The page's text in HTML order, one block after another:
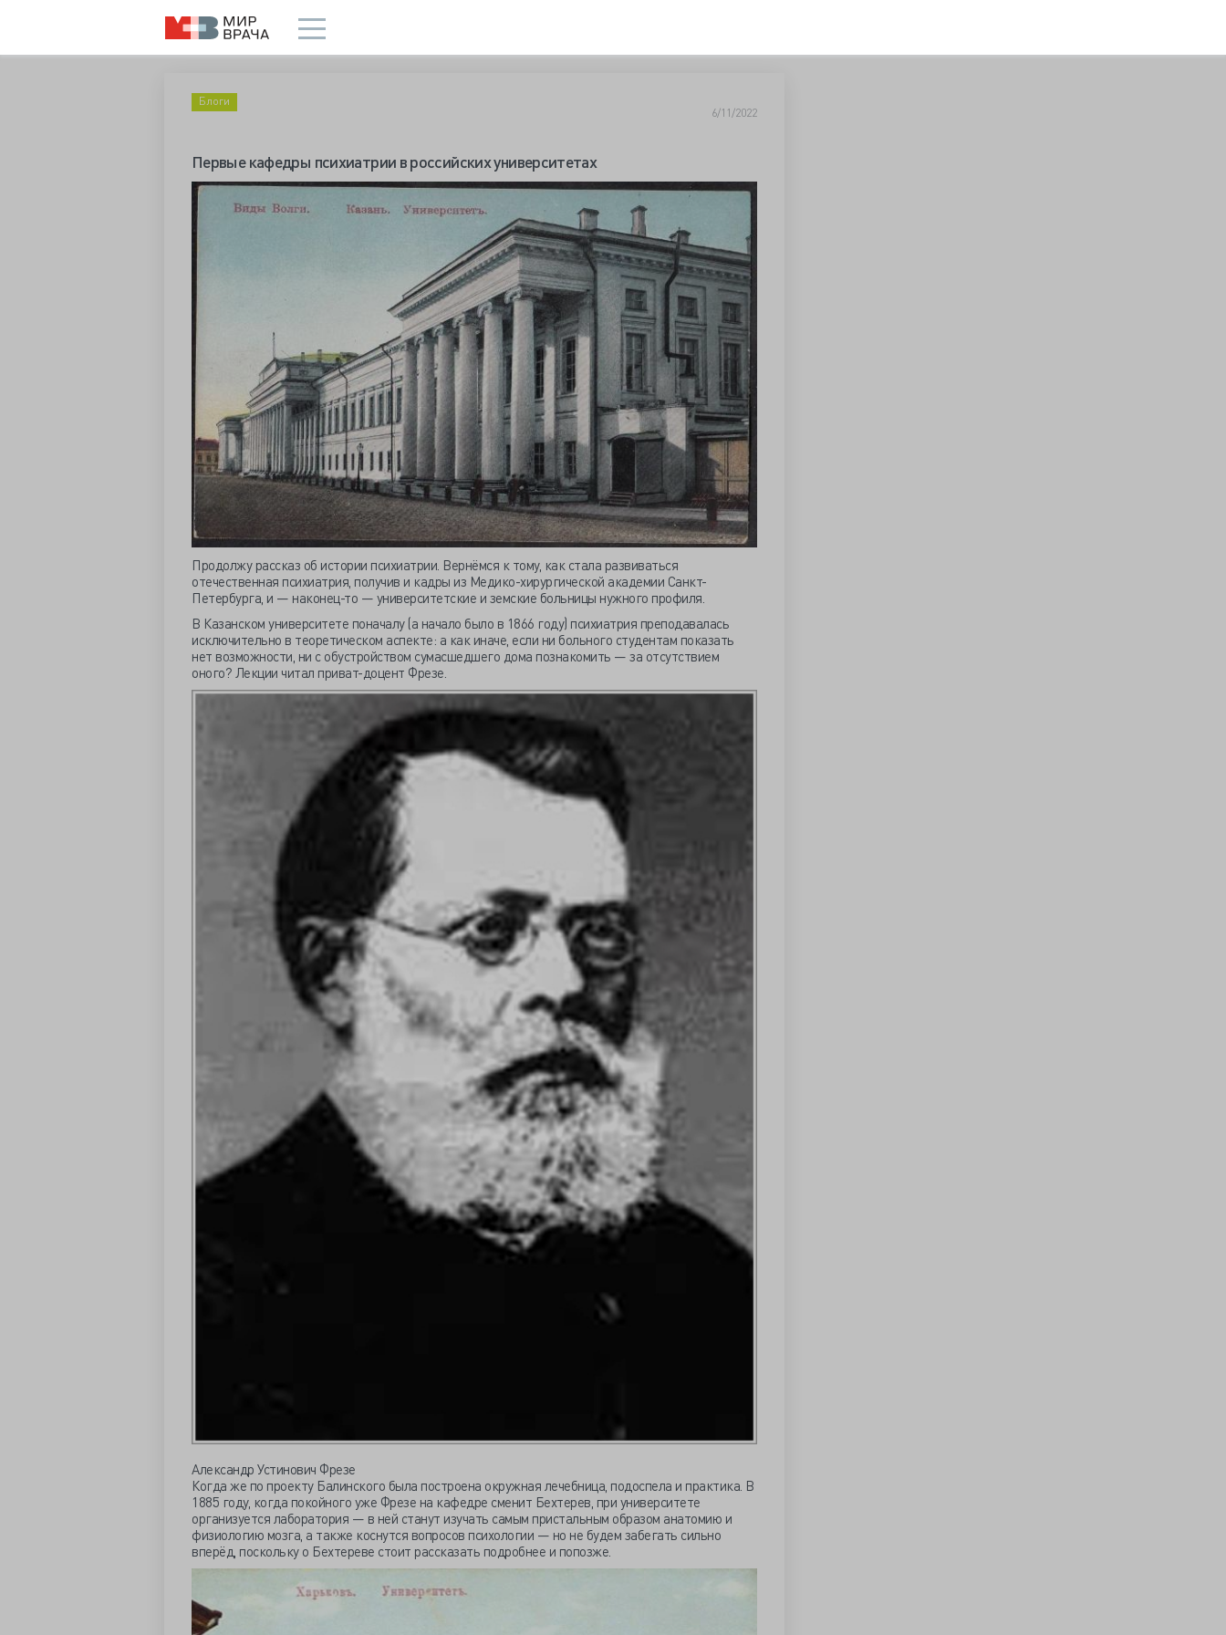
Блоги
6/11/2022
Первые кафедры психиатрии в российских университетах
Продолжу рассказ об истории психиатрии. Вернёмся к тому, как стала развиваться
отечественная психиатрия, получив и кадры из Медико-хирургической академии Санкт-
Петербурга, и — наконец-то — университетские и земские больницы нужного профиля.
В Казанском университете поначалу (а начало было в 1866 году) психиатрия преподавалась
исключительно в теоретическом аспекте: а как иначе, если ни больного студентам показать
нет возможности, ни с обустройством сумасшедшего дома познакомить — за отсутствием
оного? Лекции читал приват-доцент Фрезе.
Александр Устинович Фрезе
Когда же по проекту Балинского была построена окружная лечебница, подоспела и практика. В
1885 году, когда покойного уже Фрезе на кафедре сменит Бехтерев, при университете
организуется лаборатория — в ней станут изучать самым пристальным образом анатомию и
физиологию мозга, а также коснутся вопросов психологии — но не будем забегать сильно
вперёд, поскольку о Бехтереве стоит рассказать подробнее и попозже.